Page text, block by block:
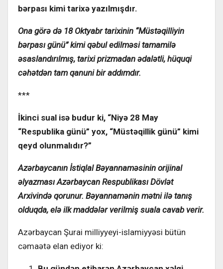
bərpası kimi tarixə yazılmışdır.
Ona görə də 18 Oktyabr tarixinin “Müstəqilliyin
bərpası günü” kimi qəbul edilməsi tamamilə
əsaslandırılmış, tarixi prizmadan ədalətli, hüquqi
cəhətdən tam qanuni bir addımdır.
***
İkinci sual isə budur ki, “Niyə 28 May
“Respublika günü” yox, “Müstəqillik günü” kimi
qeyd olunmalıdır?”
Azərbaycanın İstiqlal Bəyannaməsinin orijinal
əlyazması Azərbaycan Respublikası Dövlət
Arxivində qorunur. Bəyannamənin mətni ilə tanış
olduqda, elə ilk maddələr verilmiş suala cavab verir.
Azərbaycan Şurai milliyyeyi-islamiyyəsi bütün
cəmaətə elan ediyor ki: